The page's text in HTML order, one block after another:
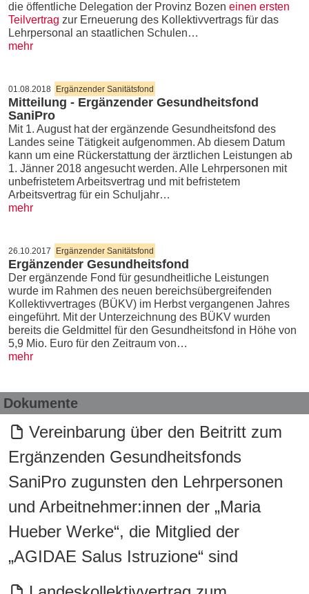
die öffentliche Delegation der Provinz Bozen einen ersten
Teilvertrag zur Erneuerung des Kollektivvertrags für das
Lehrpersonal an staatlichen Schulen…
mehr
01.08.2018 Ergänzender Sanitätsfond
Mitteilung - Ergänzender Gesundheitsfond
SaniPro
Mit 1. August hat der ergänzende Gesundheitsfond des
Landes seine Tätigkeit aufgenommen. Ab diesem Datum
kann um eine Rückerstattung der ärztlichen Leistungen ab
1. Jänner 2018 angesucht werden. Alle Lehrpersonen mit
unbefristetem Arbeitsvertrag und mit befristetem
Arbeitsvertrag für ein Schuljahr…
mehr
26.10.2017 Ergänzender Sanitätsfond
Ergänzender Gesundheitsfond
Der ergänzende Fond für gesundheitliche Leistungen
wurde im Rahmen des neuen bereichsübergreifenden
Kollektivvertrages (BÜKV) im Herbst vergangenen Jahres
eingeführt. Mit der Unterzeichnung des BÜKV wurden
bereits die Geldmittel für den Gesundheitsfond in Höhe von
5,9 Mio. Euro für den Zeitraum von…
mehr
Dokumente
Vereinbarung über den Beitritt zum
Ergänzenden Gesundheitsfonds
SaniPro zugunsten den Lehrpersonen
und Arbeitnehmer:innen der „Maria
Hueber Werke“, die Mitglied der
„AGIDAE Salus Istruzione“ sind